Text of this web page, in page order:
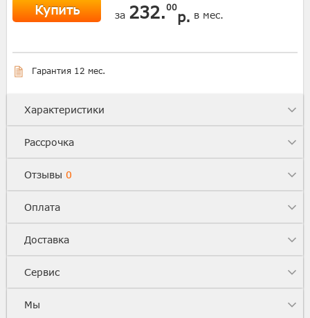
Купить за 232.00
р. в мес.
Гарантия 12 мес.
Характеристики
Рассрочка
Отзывы 0
Оплата
Доставка
Сервис
Мы